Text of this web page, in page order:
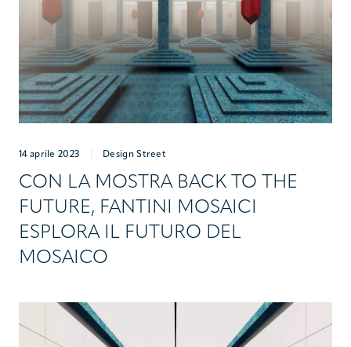
VIDEO GALLERY
PROGETTI
COLLABORAZIONI
MEDIA
CONTATTI
14 aprile 2023 Design Street
CON LA MOSTRA BACK TO THE
FUTURE, FANTINI MOSAICI
ESPLORA IL FUTURO DEL
MOSAICO